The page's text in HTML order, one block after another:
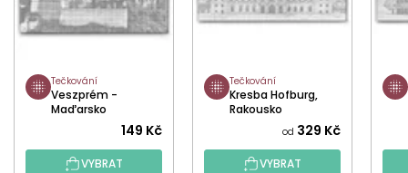
Tečkování
Veszprém -
Maďarsko
149 Kč
VYBRAT
Tečkování
Kresba Hofburg,
Rakousko
od 329 Kč
VYBRAT